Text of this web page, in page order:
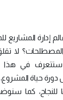
المشاريع
لا
في هذا
حياة
للنجاح، كما